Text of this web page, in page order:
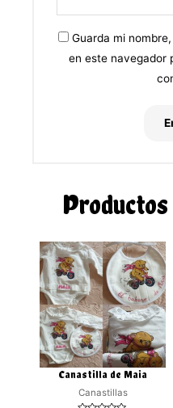
Guarda mi
en este navegador
Canastilla de Maia
Canastillas